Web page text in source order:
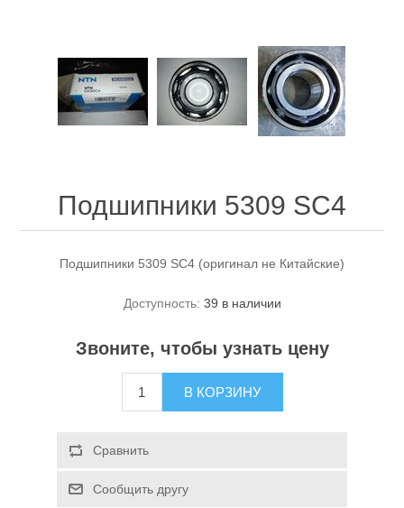
Подшипники 5309 SC4
Подшипники 5309 SC4 (оригинал не Китайские)
Доступность: 39 в наличии
Звоните, чтобы узнать цену